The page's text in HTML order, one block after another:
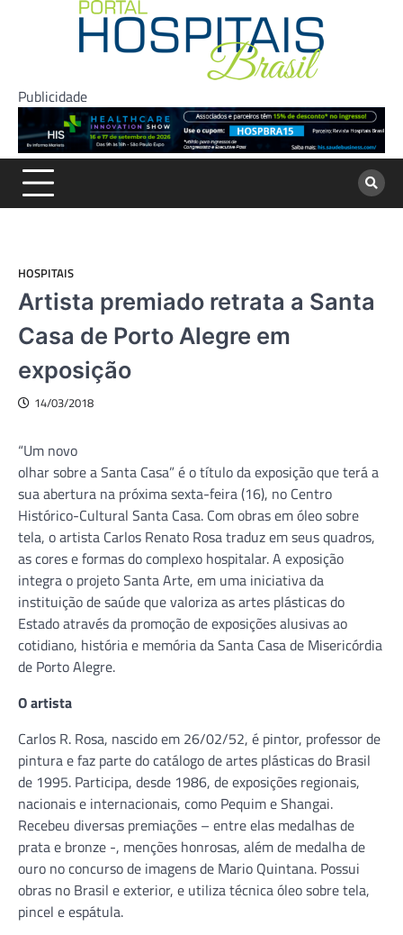
Publicidade
HOSPITAIS
Artista premiado retrata a Santa
Casa de Porto Alegre em
exposição
14/03/2018
“Um novo
olhar sobre a Santa Casa” é o título da exposição que terá a
sua abertura na próxima sexta-feira (16), no Centro
Histórico-Cultural Santa Casa. Com obras em óleo sobre
tela, o artista Carlos Renato Rosa traduz em seus quadros,
as cores e formas do complexo hospitalar. A exposição
integra o projeto Santa Arte, em uma iniciativa da
instituição de saúde que valoriza as artes plásticas do
Estado através da promoção de exposições alusivas ao
cotidiano, história e memória da Santa Casa de Misericórdia
de Porto Alegre.
O artista
Carlos R. Rosa, nascido em 26/02/52, é pintor, professor de
pintura e faz parte do catálogo de artes plásticas do Brasil
de 1995. Participa, desde 1986, de exposições regionais,
nacionais e internacionais, como Pequim e Shangai.
Recebeu diversas premiações – entre elas medalhas de
prata e bronze -, menções honrosas, além de medalha de
ouro no concurso de imagens de Mario Quintana. Possui
obras no Brasil e exterior, e utiliza técnica óleo sobre tela,
pincel e espátula.